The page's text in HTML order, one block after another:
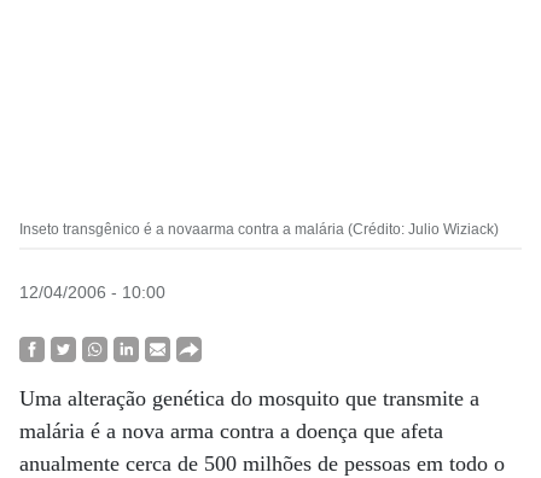
Inseto transgênico é a novaarma contra a malária (Crédito: Julio Wiziack)
12/04/2006 - 10:00
Uma alteração genética do mosquito que transmite a
malária é a nova arma contra a doença que afeta
anualmente cerca de 500 milhões de pessoas em todo o